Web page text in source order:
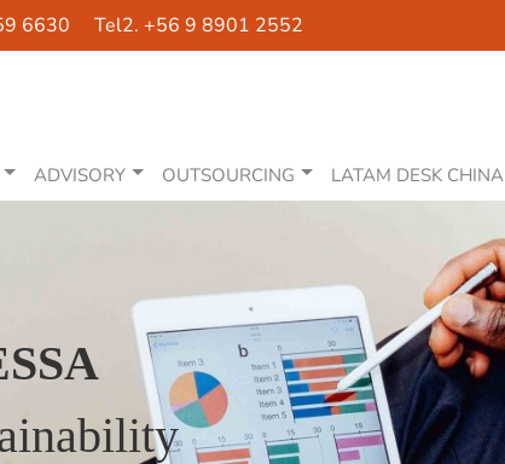
6630 Tel2. +56 9 8901 2552
ADVISORY OUTSOURCING LATAM DESK CHINA